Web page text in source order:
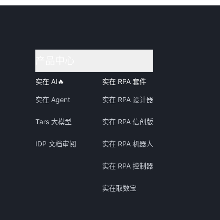
实在 AI🔥
实在 Agent
Tars 大模型
IDP 文档审阅
实在 RPA 套件
实在 RPA 设计器
实在 RPA 信创版
实在 RPA 机器人
实在 RPA 控制器
实在取数宝